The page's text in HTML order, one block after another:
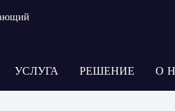
УСЛУГА РЕШЕНИЕ О